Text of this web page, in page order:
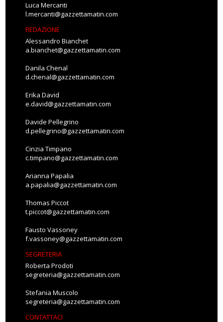
Luca Mercanti
l.mercanti@gazzettamatin.com
REDAZIONE
Alessandro Bianchet
a.bianchet@gazzettamatin.com
Danila Chenal
d.chenal@gazzettamatin.com
Erika David
e.david@gazzettamatin.com
Davide Pellegrino
d.pellegrino@gazzettamatin.com
Cinzia Timpano
c.timpano@gazzettamatin.com
Arianna Papalia
a.papalia@gazzettamatin.com
Thomas Piccot
t.piccot@gazzettamatin.com
Fausto Vassoney
f.vassoney@gazzettamatin.com
SEGRETERIA
Roberta Prodoti
segreteria@gazzettamatin.com
Stefania Muscolo
segreteria@gazzettamatin.com
CONTATTACI